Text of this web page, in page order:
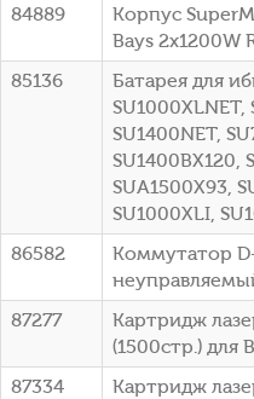
84889
Корпус
Bays 2x1200W
85136
Батарея для
SU1000XLNET,
SU1400NET,
SU1400BX120,
SUA1500X93,
SU1000XLI,
86582
Коммутатор
87277
Картридж
(1500стр.) для
87334
Картридж